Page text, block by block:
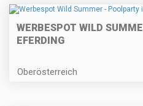
WERBESPOT WILD
EFERDING
Oberösterreich